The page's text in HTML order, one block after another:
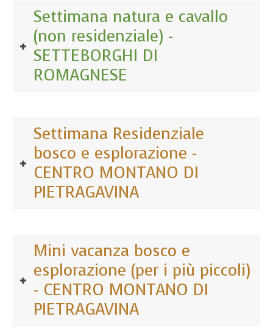
Settimana natura e cavallo
(non residenziale) -
SETTEBORGHI DI
ROMAGNESE
Settimana Residenziale
bosco e esplorazione -
CENTRO MONTANO DI
PIETRAGAVINA
Mini vacanza bosco e
esplorazione (per i più piccoli)
- CENTRO MONTANO DI
PIETRAGAVINA